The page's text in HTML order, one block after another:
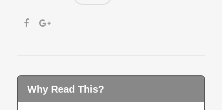
Why Read This?